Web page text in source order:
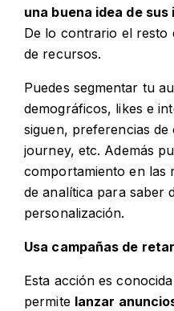
una buena idea de
De lo contrario el resto
de recursos.
Puedes segmentar tu
demográficos, likes e
siguen, preferencias
journey, etc. Además
comportamiento en las
de analítica para saber
personalización.
Usa campañas de
Esta acción es
permite lanzar